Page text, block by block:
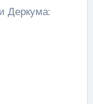
Деркума: